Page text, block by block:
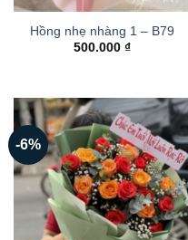
Hồng nhẹ nhàng 1 – B79
500.000 ₫
-6%